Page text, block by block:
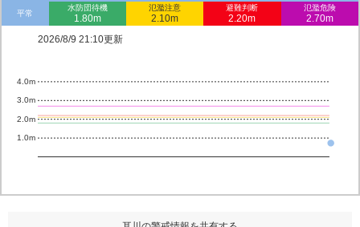
平常
水防団待機
1.80m
氾濫注意
2.10m
避難判断
2.20m
氾濫危険
2.70m
2026/8/9 21:10更新
1.0m
2.0m
3.0m
4.0m